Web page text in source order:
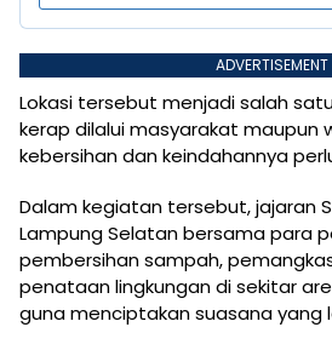
ADVERTISEMENT
Lokasi tersebut menjadi salah
kerap dilalui masyarakat maupun
kebersihan dan keindahannya
Dalam kegiatan tersebut, jajaran
Lampung Selatan bersama para
pembersihan sampah,
penataan lingkungan di sekitar
guna menciptakan suasana yang